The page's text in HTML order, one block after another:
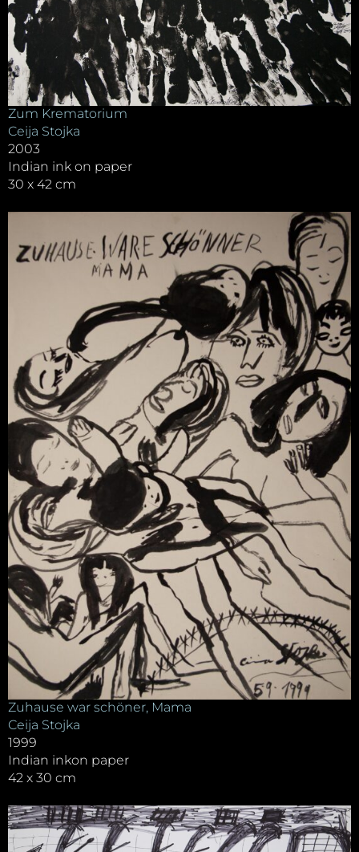
Zum Krematorium
Ceija Stojka
2003
Indian ink on paper
30 x 42 cm
Zuhause war schöner, Mama
Ceija Stojka
1999
Indian inkon paper
42 x 30 cm